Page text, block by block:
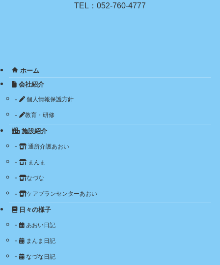
TEL：052-760-4777
ホーム
会社紹介
個人情報保護方針
教育・研修
施設紹介
通所介護あおい
まんま
なづな
ケアプランセンターあおい
日々の様子
あおい日記
まんま日記
なづな日記